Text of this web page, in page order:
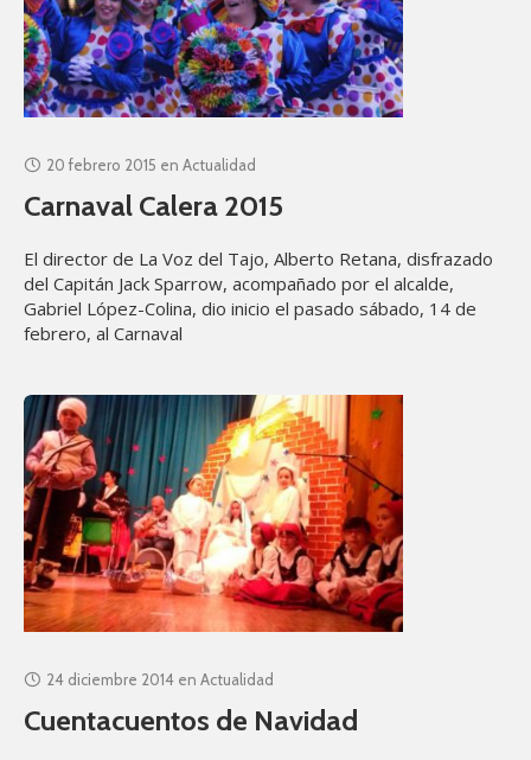
20 febrero 2015 en Actualidad
Carnaval Calera 2015
El director de La Voz del Tajo, Alberto Retana, disfrazado
del Capitán Jack Sparrow, acompañado por el alcalde,
Gabriel López-Colina, dio inicio el pasado sábado, 14 de
febrero, al Carnaval
24 diciembre 2014 en Actualidad
Cuentacuentos de Navidad